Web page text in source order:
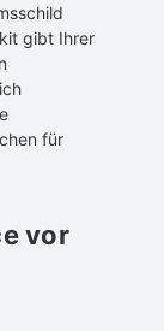
gibt Ihrer
für
vor